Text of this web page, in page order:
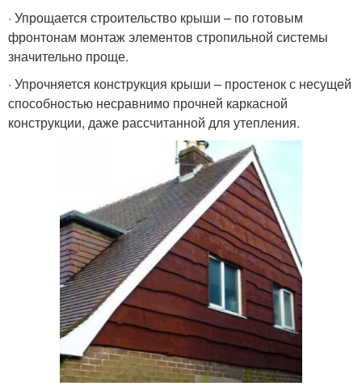
· Упрощается строительство крыши – по готовым
фронтонам монтаж элементов стропильной системы
значительно проще.
· Упрочняется конструкция крыши – простенок с несущей
способностью несравнимо прочней каркасной
конструкции, даже рассчитанной для утепления.